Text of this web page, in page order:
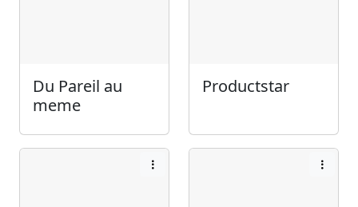
Du Pareil au
meme
Productstar